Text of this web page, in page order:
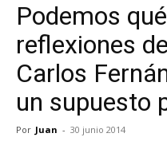
Podemos
reflexiones
Carlos
un supuesto
Por Juan - 30 junio 2014